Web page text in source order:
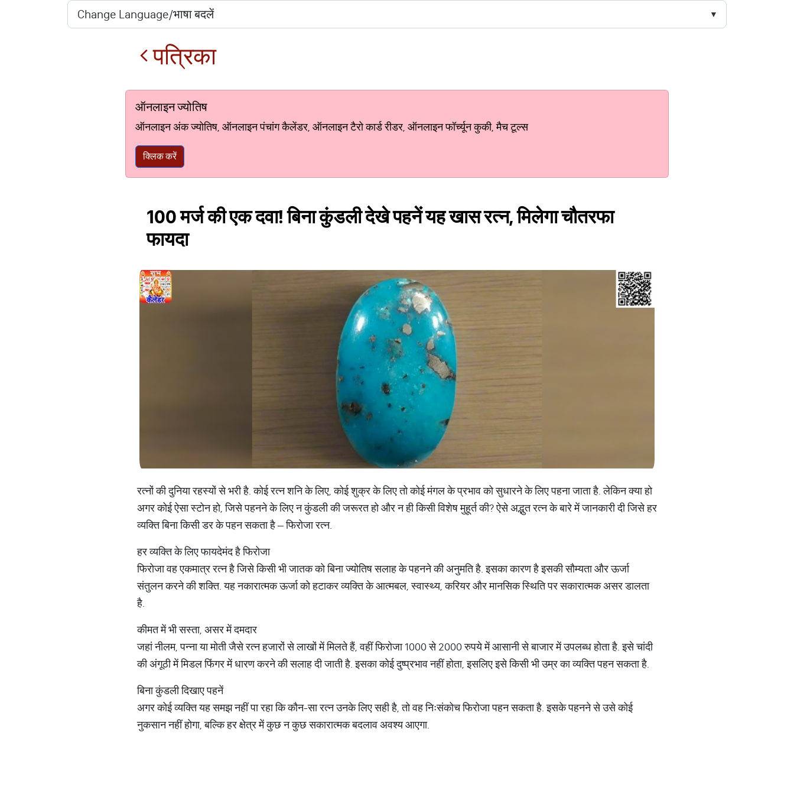
पत्रिका
ऑनलाइन ज्योतिष
ऑनलाइन अंक ज्योतिष, ऑनलाइन पंचांग कैलेंडर, ऑनलाइन टैरो कार्ड रीडर, ऑनलाइन फॉर्च्यून कुकी, मैच टूल्स
क्लिक करें
100 मर्ज की एक दवा! बिना कुंडली देखे पहनें यह खास रत्न, मिलेगा चौतरफा
फायदा
रत्नों की दुनिया रहस्यों से भरी है. कोई रत्न शनि के लिए, कोई शुक्र के लिए तो कोई मंगल के प्रभाव को सुधारने के लिए पहना जाता है. लेकिन क्या हो
अगर कोई ऐसा स्टोन हो, जिसे पहनने के लिए न कुंडली की जरूरत हो और न ही किसी विशेष मुहूर्त की? ऐसे अद्भुत रत्न के बारे में जानकारी दी जिसे हर
व्यक्ति बिना किसी डर के पहन सकता है – फिरोजा रत्न.
हर व्यक्ति के लिए फायदेमंद है फिरोजा
फिरोजा वह एकमात्र रत्न है जिसे किसी भी जातक को बिना ज्योतिष सलाह के पहनने की अनुमति है. इसका कारण है इसकी सौम्यता और ऊर्जा
संतुलन करने की शक्ति. यह नकारात्मक ऊर्जा को हटाकर व्यक्ति के आत्मबल, स्वास्थ्य, करियर और मानसिक स्थिति पर सकारात्मक असर डालता
है.
कीमत में भी सस्ता, असर में दमदार
जहां नीलम, पन्ना या मोती जैसे रत्न हजारों से लाखों में मिलते हैं, वहीं फिरोजा 1000 से 2000 रुपये में आसानी से बाजार में उपलब्ध होता है. इसे चांदी
की अंगूठी में मिडल फिंगर में धारण करने की सलाह दी जाती है. इसका कोई दुष्प्रभाव नहीं होता, इसलिए इसे किसी भी उम्र का व्यक्ति पहन सकता है.
बिना कुंडली दिखाए पहनें
अगर कोई व्यक्ति यह समझ नहीं पा रहा कि कौन-सा रत्न उनके लिए सही है, तो वह निःसंकोच फिरोजा पहन सकता है. इसके पहनने से उसे कोई
नुकसान नहीं होगा, बल्कि हर क्षेत्र में कुछ न कुछ सकारात्मक बदलाव अवश्य आएगा.